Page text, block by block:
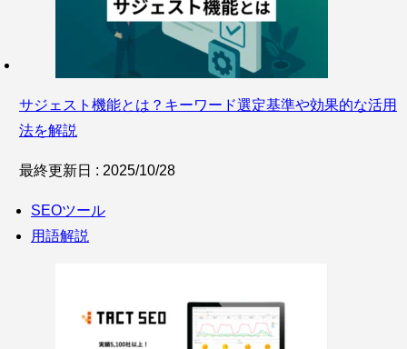
サジェスト機能とは？キーワード選定基準や効果的な活用
法を解説
最終更新日 : 2025/10/28
SEOツール
用語解説